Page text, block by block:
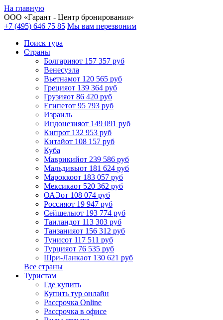
На главную
ООО «Гарант - Центр бронирования»
+7 (495) 646 75 85 Мы вам перезвоним
Поиск тура
Cтраны
Болгарияот 157 357 руб
Венесуэла
Вьетнамот 120 565 руб
Грецияот 139 364 руб
Грузияот 86 420 руб
Египетот 95 793 руб
Израиль
Индонезияот 149 091 руб
Кипрот 132 953 руб
Китайот 108 157 руб
Куба
Маврикийот 239 586 руб
Мальдивыот 181 624 руб
Мароккоот 183 057 руб
Мексикаот 520 362 руб
ОАЭот 108 074 руб
Россияот 19 947 руб
Сейшелыот 193 774 руб
Таиландот 113 303 руб
Танзанияот 156 312 руб
Тунисот 117 511 руб
Турцияот 76 535 руб
Шри-Ланкаот 130 621 руб
Все страны
Туристам
Где купить
Купить тур онлайн
Рассрочка Online
Рассрочка в офисе